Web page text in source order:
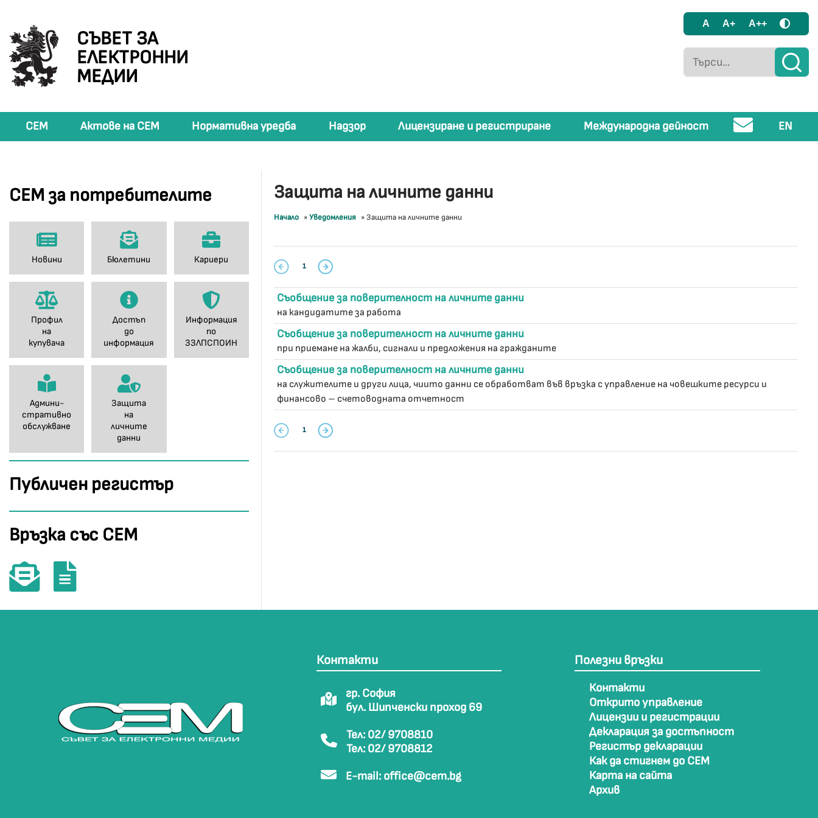
СЪВЕТ ЗА
ЕЛЕКТРОННИ
МЕДИИ
A A+ A++
СЕМ Актове на СЕМ Нормативна уредба Надзор Лицензиране и регистриране Международна дейност EN
СЕМ за потребителите
Новини Бюлетини Кариери
Профил
на
купувача
Достъп
до
информация
Информация
по
ЗЗЛПСПОИН
Админи-
стративно
обслужване
Защита
на
личните
данни
Публичен регистър
Връзка със СЕМ
Защита на личните данни
Начало »Уведомления »Защита на личните данни
1
Съобщение за поверителност на личните данни
на кандидатите за работа
Съобщение за поверителност на личните данни
при приемане на жалби, сигнали и предложения на гражданите
Съобщение за поверителност на личните данни
на служителите и други лица, чиито данни се обработват във връзка с управление на човешките ресурси и
финансово – счетоводната отчетност
1
Контакти
гр. София
бул. Шипченски проход 69
Тел: 02/ 9708810
Тел: 02/ 9708812
E-mail: office@cem.bg
Полезни връзки
Контакти
Открито управление
Лицензии и регистрации
Декларация за достъпност
Регистър декларации
Как да стигнем до СЕМ
Карта на сайта
Архив